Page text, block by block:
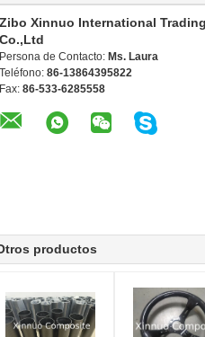
Zibo Xinnuo International Trading
Co.,Ltd
Persona de Contacto: Ms. Laura
Teléfono: 86-13864395822
Fax: 86-533-6285558
productos